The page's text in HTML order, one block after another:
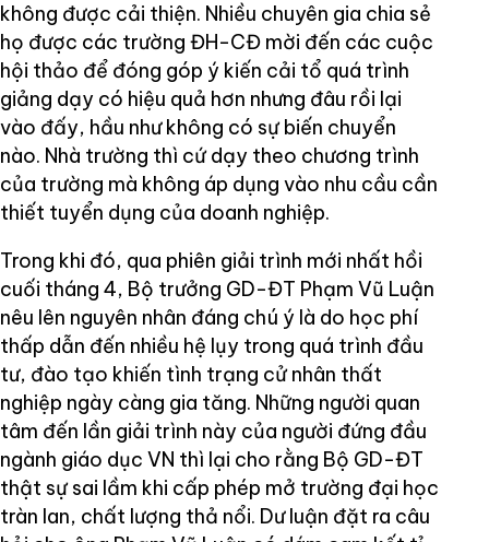
không được cải thiện. Nhiều chuyên gia chia sẻ
họ được các trường ĐH-CĐ mời đến các cuộc
hội thảo để đóng góp ý kiến cải tổ quá trình
giảng dạy có hiệu quả hơn nhưng đâu rồi lại
vào đấy, hầu như không có sự biến chuyển
nào. Nhà trường thì cứ dạy theo chương trình
của trường mà không áp dụng vào nhu cầu cần
thiết tuyển dụng của doanh nghiệp.
Trong khi đó, qua phiên giải trình mới nhất hồi
cuối tháng 4, Bộ trưởng GD-ĐT Phạm Vũ Luận
nêu lên nguyên nhân đáng chú ý là do học phí
thấp dẫn đến nhiều hệ lụy trong quá trình đầu
tư, đào tạo khiến tình trạng cử nhân thất
nghiệp ngày càng gia tăng. Những người quan
tâm đến lần giải trình này của người đứng đầu
ngành giáo dục VN thì lại cho rằng Bộ GD-ĐT
thật sự sai lầm khi cấp phép mở trường đại học
tràn lan, chất lượng thả nổi. Dư luận đặt ra câu